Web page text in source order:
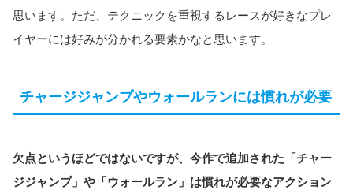
思います。ただ、テクニックを重視するレースが好きなプレ
イヤーには好みが分かれる要素かなと思います。
チャージジャンプやウォールランには慣れが必要
欠点というほどではないですが、今作で追加された「チャー
ジジャンプ」や「ウォールラン」は慣れが必要なアクション